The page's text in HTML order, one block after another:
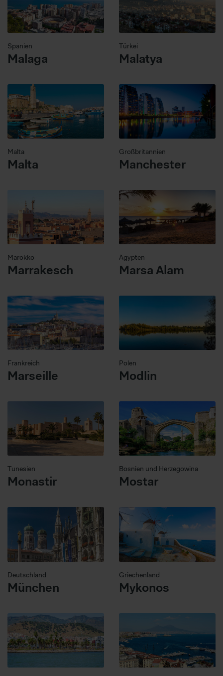
Spanien
Malaga
Türkei
Malatya
Malta
Malta
Großbritannien
Manchester
Marokko
Marrakesch
Ägypten
Marsa Alam
Frankreich
Marseille
Polen
Modlin
Tunesien
Monastir
Bosnien und Herzegowina
Mostar
Deutschland
München
Griechenland
Mykonos